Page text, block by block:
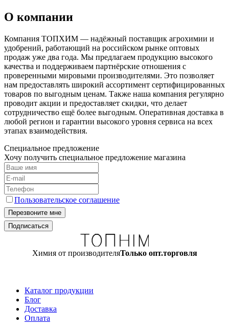
О компании
Компания ТОПХИМ — надёжный поставщик агрохимии и
удобрений, работающий на российском рынке оптовых
продаж уже два года. Мы предлагаем продукцию высокого
качества и поддерживаем партнёрские отношения с
проверенными мировыми производителями. Это позволяет
нам предоставлять широкий ассортимент сертифицированных
товаров по выгодным ценам. Также наша компания регулярно
проводит акции и предоставляет скидки, что делает
сотрудничество ещё более выгодным. Оперативная доставка в
любой регион и гарантии высокого уровня сервиса на всех
этапах взаимодействия.
Специальное предложение
Хочу получить специальное предложение магазина
Пользовательское соглашение
Химия от производителяТолько опт.торговля
Каталог продукции
Блог
Доставка
Оплата